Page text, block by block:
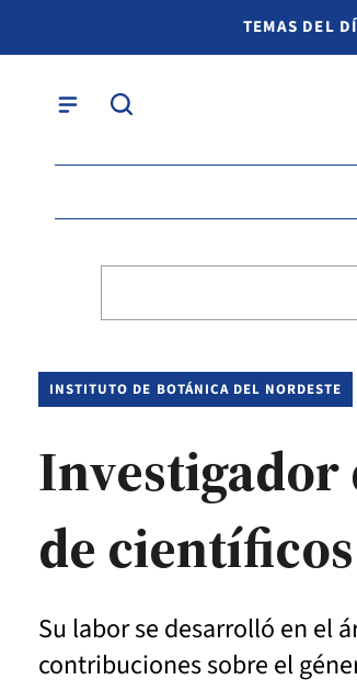
TEMAS DEL
INSTITUTO DE BOTÁNICA DEL NORDESTE
Investigador
de
Su labor se desarrolló en el
contribuciones sobre el